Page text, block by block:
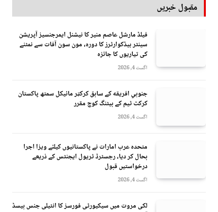
مقبول خبریں
فیلڈ مارشل عاصم منیر کا نیشنل ایمرجنسیز آپریشن
سینٹر ہیڈکوارٹرز کا دورہ، مون سون آفات سے نمٹنے
کی تیاریوں کا جائزہ
اگست 4, 2026
جنوبي افريقه کے سابق کرکټر مائیکل سمتھ پاکستان
کرکٹ ٹیم کے بیٹنگ کوچ مقرر
اگست 4, 2026
متحدہ عرب امارات نے پاکستانیوں کیلئے ویزا اجرا
بحال کر دیا، رجسٹرڈ ٹریول ایجنٹس کے ذریعے
درخواستیں قبول
اگست 4, 2026
لکی مروت میں سیکیورٹی فورسز کا انٹیلی جنس بیسڈ